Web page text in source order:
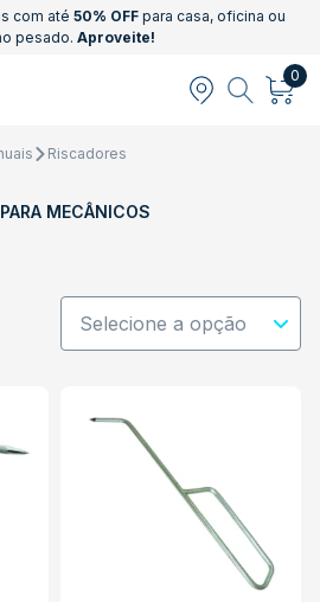
com até 50% OFFpara casa, oficina ou
pesado. Aproveite!
0
Riscadores
MECÂNICOS